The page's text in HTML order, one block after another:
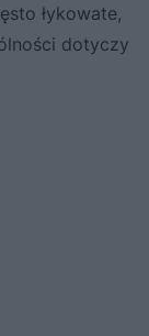
łykowate,
dotyczy